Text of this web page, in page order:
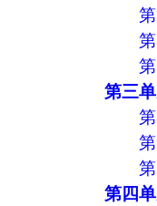
第三
第四